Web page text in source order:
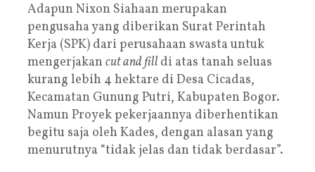
Adapun Nixon Siahaan merupakan
pengusaha yang diberikan Surat Perintah
Kerja (SPK) dari perusahaan swasta untuk
mengerjakan cut and fill di atas tanah seluas
kurang lebih 4 hektare di Desa Cicadas,
Kecamatan Gunung Putri, Kabupaten Bogor.
Namun Proyek pekerjaannya diberhentikan
begitu saja oleh Kades, dengan alasan yang
menurutnya “tidak jelas dan tidak berdasar”.